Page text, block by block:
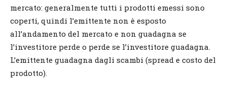
mercato: generalmente tutti i prodotti emessi sono
coperti, quindi l’emittente non è esposto
all’andamento del mercato e non guadagna se
l’investitore perde o perde se l’investitore guadagna.
L’emittente guadagna dagli scambi (spread e costo del
prodotto).